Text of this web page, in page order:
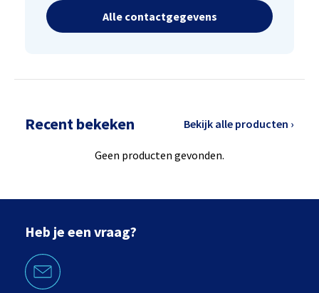
Alle contactgegevens
Recent bekeken Bekijk alle producten ›
Geen producten gevonden.
Heb je een vraag?